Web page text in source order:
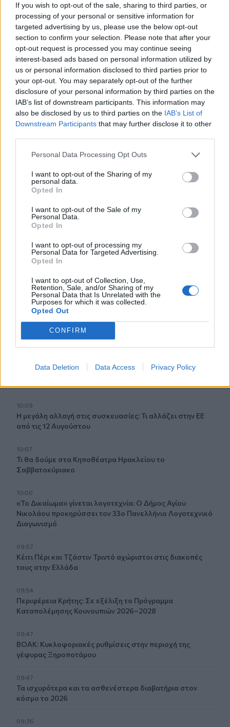
If you wish to opt-out of the sale, sharing to third parties, or
processing of your personal or sensitive information for
targeted advertising by us, please use the below opt-out
section to confirm your selection. Please note that after your
opt-out request is processed you may continue seeing
interest-based ads based on personal information utilized by
us or personal information disclosed to third parties prior to
your opt-out. You may separately opt-out of the further
disclosure of your personal information by third parties on the
IAB’s list of downstream participants. This information may
also be disclosed by us to third parties on the IAB’s List of
Downstream Participants that may further disclose it to other
Personal Data Processing Opt Outs
I want to opt-out of the Sharing of my
personal data.
Opted In
I want to opt-out of the Sale of my
Personal Data.
Opted In
I want to opt-out of processing my
Personal Data for Targeted Advertising.
Opted In
I want to opt-out of Collection, Use,
Retention, Sale, and/or Sharing of my
Personal Data that Is Unrelated with the
Purposes for which it was collected.
Opted Out
CONFIRM
Data Deletion Data Access Privacy Policy
Σελιδοποίηση
Προηγούμενη σελίδα
Current page
1 Next page
Ροή ειδήσεων Δημοφιλή
10:46
Ξεπέρασαν τις 4.000 τα κρούσματα Εμπολα στο Κονγκό
Ευτύχιος Σαρτζετάκης: Οι πυρκαγιές έχουν τεράστιο
10:38
σε βάρος δύο ανδρών
Εκ περιτροπής η κυκλοφορία έξω από το ΙΤΕ λόγω των
έργων για το νέο πεζοδρόμιο (video)
Στα Χανιά ο Κυριάκος Μητσοτάκης
Καστέλι: Σε πανηγυρικό κλίμα οι υπογραφές για τα
συστήματα αεροναυτιλίας του νέου αεροδρομίου -
10:09
Η μεγάλη αλλαγή στις συσκευασίες: Τι αλλάζει στην ΕΕ
από τις 12 Αυγούστου
10:07
Τι θα δούμε στα Κηποθέατρα Ηρακλείου το
Σαββατοκύριακο
10:00
«Το Δικαίωμα» γίνεται λογοτεχνία: Ο Δήμος Αγίου
Νικολάου προκηρύσσει τον 33ο Πανελλήνιο Λογοτεχνικό
Διαγωνισμό
09:57
Κέιτι Πέρι και Τζάστιν Τριντό αχώριστοι στις διακοπές
τους στην Ελλάδα
09:54
Περιφέρεια Κρήτης: Σε εξέλιξη το Πρόγραμμα
Καταπολέμησης Κουνουπιών 2026–2028
09:47
ΒΟΑΚ: Κυκλοφοριακές ρυθμίσεις στην περιοχή της
γέφυρας Ξηροποτάμου
09:47
Τα ισχυρότερα και τα ασθενέστερα διαβατήρια στον
κόσμο το 2026
09:36